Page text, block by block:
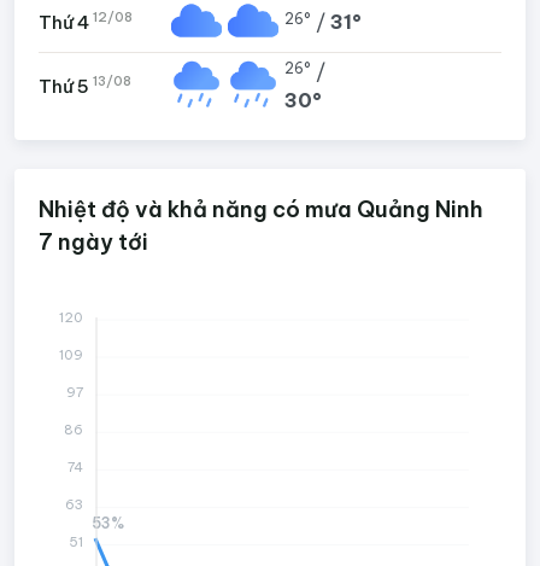
Thứ 4 12/08 26° / 31°
Thứ 5 13/08
26° /
30°
Nhiệt độ và khả năng có mưa Quảng Ninh
7 ngày tới
53%
120
109
97
86
74
63
51